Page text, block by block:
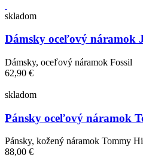
skladom
Dámsky oceľový náramok
Dámsky, oceľový náramok Fossil
62,90 €
skladom
Pánsky oceľový náramok
Pánsky, kožený náramok Tommy
88,00 €